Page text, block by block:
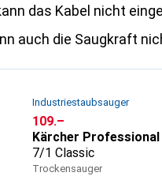
das Kabel nicht
auch die Saugkraft
Industriestaubsauger
CHF
109.–
Kärcher Professional
7/1 Classic
Trockensauger